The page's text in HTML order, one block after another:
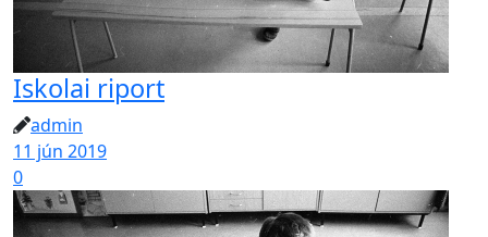
Iskolai riport
admin
11 jún 2019
0